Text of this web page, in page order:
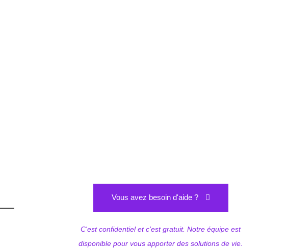
Vous avez besoin d'aide ?
C'est confidentiel et c'est gratuit. Notre équipe est
disponible pour vous apporter des solutions de vie.